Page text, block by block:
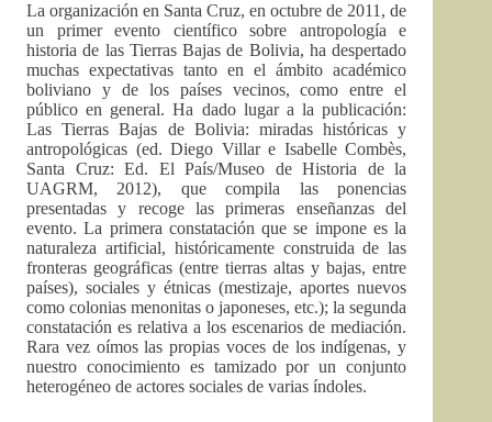
La organización en Santa Cruz, en octubre de 2011, de
un primer evento científico sobre antropología e
historia de las Tierras Bajas de Bolivia, ha despertado
muchas expectativas tanto en el ámbito académico
boliviano y de los países vecinos, como entre el
público en general. Ha dado lugar a la publicación:
Las Tierras Bajas de Bolivia: miradas históricas y
antropológicas (ed. Diego Villar e Isabelle Combès,
Santa Cruz: Ed. El País/Museo de Historia de la
UAGRM, 2012), que compila las ponencias
presentadas y recoge las primeras enseñanzas del
evento. La primera constatación que se impone es la
naturaleza artificial, históricamente construida de las
fronteras geográficas (entre tierras altas y bajas, entre
países), sociales y étnicas (mestizaje, aportes nuevos
como colonias menonitas o japoneses, etc.); la segunda
constatación es relativa a los escenarios de mediación.
Rara vez oímos las propias voces de los indígenas, y
nuestro conocimiento es tamizado por un conjunto
heterogéneo de actores sociales de varias índoles.